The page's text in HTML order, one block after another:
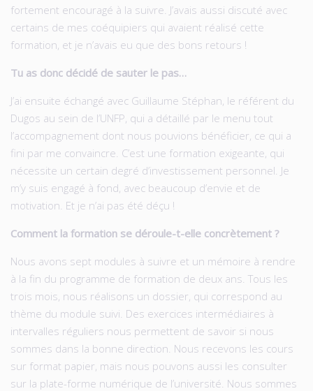
fortement encouragé à la suivre. J’avais aussi discuté avec
certains de mes coéquipiers qui avaient réalisé cette
formation, et je n’avais eu que des bons retours !
Tu as donc décidé de sauter le pas…
J’ai ensuite échangé avec Guillaume Stéphan, le référent du
Dugos au sein de l’UNFP, qui a détaillé par le menu tout
l’accompagnement dont nous pouvions bénéficier, ce qui a
fini par me convaincre. C’est une formation exigeante, qui
nécessite un certain degré d’investissement personnel. Je
m’y suis engagé à fond, avec beaucoup d’envie et de
motivation. Et je n’ai pas été déçu !
Comment la formation se déroule-t-elle concrètement ?
Nous avons sept modules à suivre et un mémoire à rendre
à la fin du programme de formation de deux ans. Tous les
trois mois, nous réalisons un dossier, qui correspond au
thème du module suivi. Des exercices intermédiaires à
intervalles réguliers nous permettent de savoir si nous
sommes dans la bonne direction. Nous recevons les cours
sur format papier, mais nous pouvons aussi les consulter
sur la plate-forme numérique de l’université. Nous sommes